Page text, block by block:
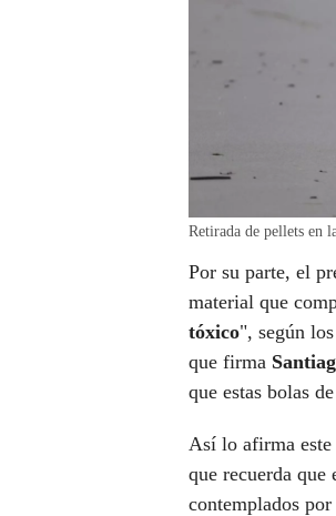
Retirada de pellets en
Por su parte, el
material que
tóxico", según
que firma
que estas bolas
Así lo afirma este
que recuerda que
contemplados